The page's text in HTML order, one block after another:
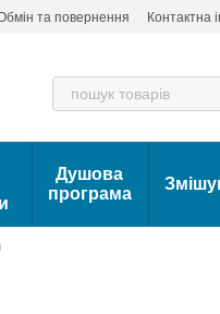
та повернення Контактна
Душова
програма